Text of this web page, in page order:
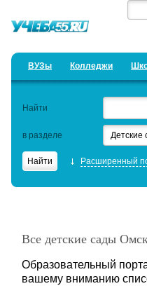
ВУЗы Колледжи
Добавить уч. заведение
Образовательный кредит
Найти
в разделе
Расширенный
Все детские сады
Образовательный
вашему вниманию